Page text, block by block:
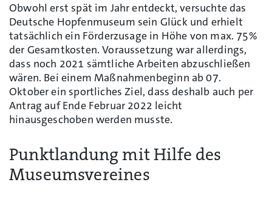
Obwohl erst spät im Jahr entdeckt, versuchte das
Deutsche Hopfenmuseum sein Glück und erhielt
tatsächlich ein Förderzusage in Höhe von max. 75%
der Gesamtkosten. Voraussetzung war allerdings,
dass noch 2021 sämtliche Arbeiten abzuschließen
wären. Bei einem Maßnahmenbeginn ab 07.
Oktober ein sportliches Ziel, dass deshalb auch per
Antrag auf Ende Februar 2022 leicht
hinausgeschoben werden musste.
Punktlandung mit Hilfe des
Museumsvereines